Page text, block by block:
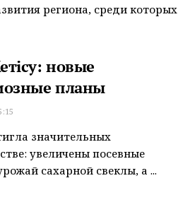
региона, среди которых
новые
планы
значительных
увеличены посевные
сахарной свеклы, а ...